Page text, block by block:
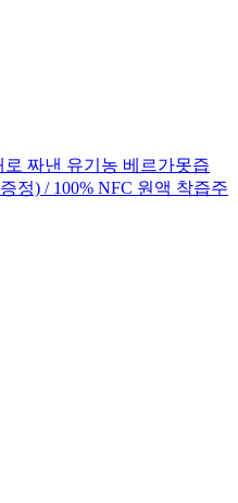
짜낸 유기농 베르가못즙
정) / 100% NFC 원액 착즙주